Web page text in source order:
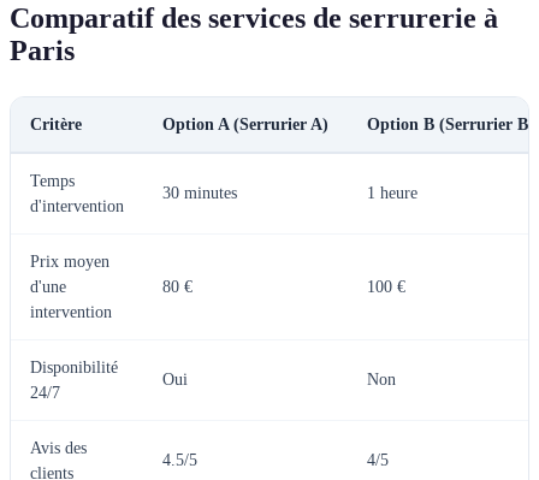
Comparatif des services de serrurerie à
Paris
Critère Option A (Serrurier A) Option B (Serrurier B)
Temps
d'intervention
30 minutes 1 heure
Prix moyen
d'une
intervention
80 € 100 €
Disponibilité
24/7
Oui Non
Avis des
clients
4.5/5 4/5